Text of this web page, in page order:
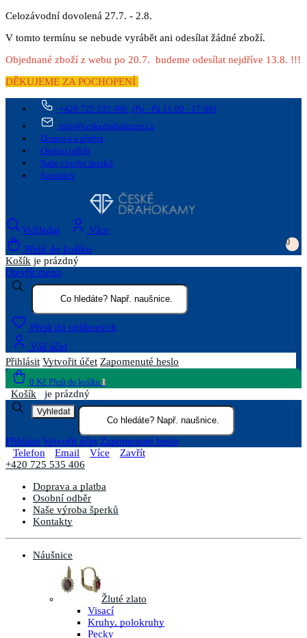
Celozávodní dovolená 27.7. - 2.8.
V tomto termínu se nebude vyrábět ani odesílat žádné zboží.
Objednané zboží z webu po 20.7. budeme odesílat nejdříve 13.8. !!!
DĚKUJEME ZA POCHOPENÍ
+420 725 535 406 (Po - Pá 11:00 - 17:00)
info@ceskedrahokamy.cz
Doprava a platba
Osobní odběr
Naše výroba šperků
Kontakty
Vyhledat
Více
Přejít do košíku
0
Košík je prázdný
Otevřít menu
Přejít do oblíbených
Váš účet
Přihlásit Vytvořit účet Zapomenuté heslo
0 Kč Přejít do košíku 0
Košík je prázdný
Vyhledat
Přihlásit Vytvořit účet Zapomenuté heslo
Telefon
Email Více
Zavřít
+420 725 535 406
Doprava a platba
Osobní odběr
Naše výroba šperků
Kontakty
Náušnice
Žluté zlato
Visací
Kruhy, polokruhy
Pecky